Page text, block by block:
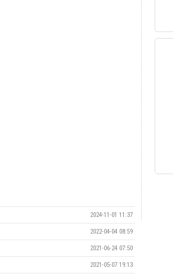
2024-11-01 11:37
2022-04-04 08:59
2021-06-24 07:50
2021-05-07 19:13